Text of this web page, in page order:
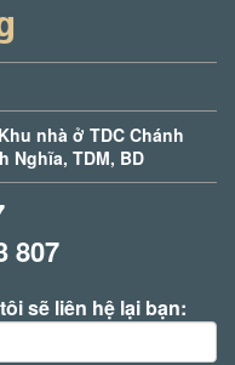
nhà ở TDC Chánh
Nghĩa, TDM, BD
807
sẽ liên hệ lại bạn: